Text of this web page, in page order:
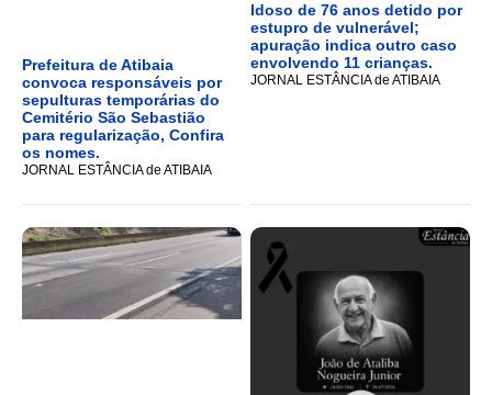
Prefeitura de Atibaia
convoca responsáveis por
sepulturas temporárias do
Cemitério São Sebastião
para regularização, Confira
os nomes.
JORNAL ESTÂNCIA de ATIBAIA
Idoso de 76 anos detido por
estupro de vulnerável;
apuração indica outro caso
envolvendo 11 crianças.
JORNAL ESTÂNCIA de ATIBAIA